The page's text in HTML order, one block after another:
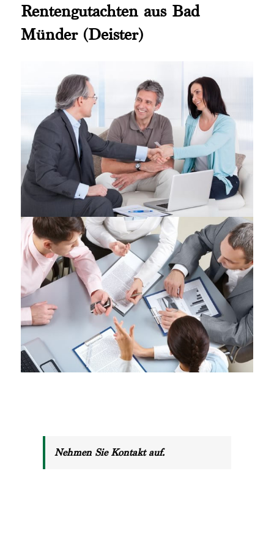
Rentengutachten aus Bad
Münder (Deister)
Nehmen Sie Kontakt auf.